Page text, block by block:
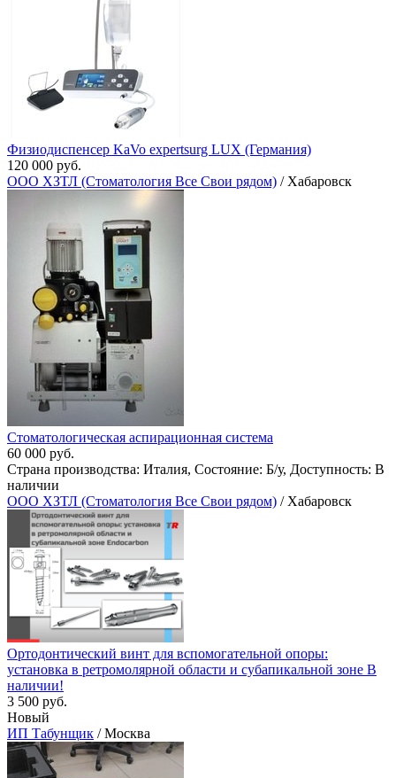
Физиодиспенсер KaVo expertsurg LUX (Германия)
120 000 руб.
ООО ХЗТЛ (Стоматология Все Свои рядом) / Хабаровск
Стоматологическая аспирационная система
60 000 руб.
Страна производства: Италия, Состояние: Б/у, Доступность: В
наличии
ООО ХЗТЛ (Стоматология Все Свои рядом) / Хабаровск
Ортодонтический винт для вспомогательной опоры:
установка в ретромолярной области и субапикальной зоне В
наличии!
3 500 руб.
Новый
ИП Табунщик / Москва